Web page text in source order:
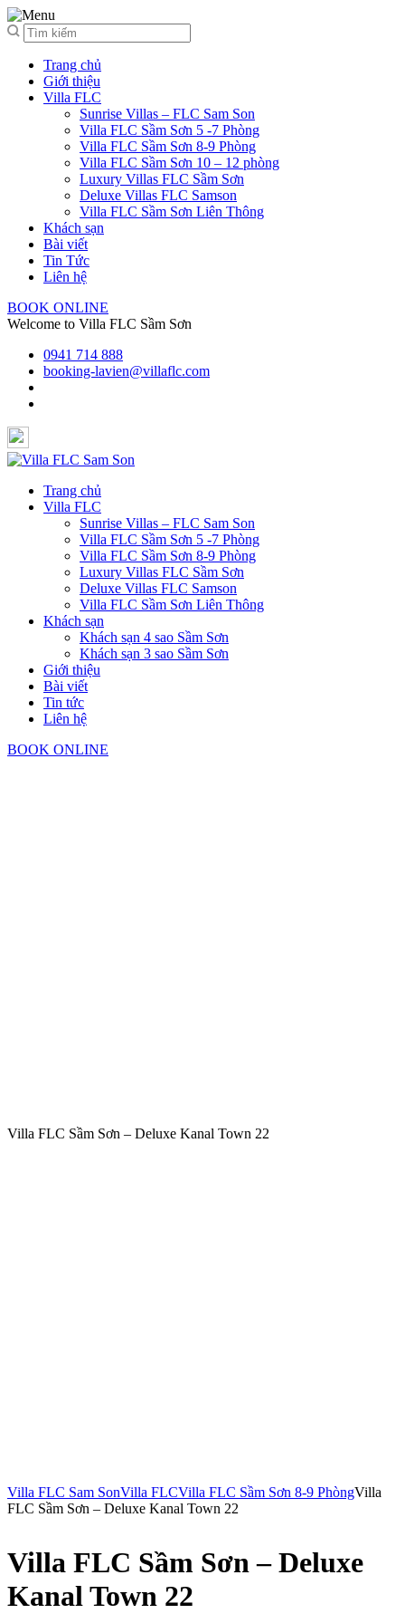
Trang chủ
Giới thiệu
Villa FLC
Sunrise Villas – FLC Sam Son
Villa FLC Sầm Sơn 5 -7 Phòng
Villa FLC Sầm Sơn 8-9 Phòng
Villa FLC Sầm Sơn 10 – 12 phòng
Luxury Villas FLC Sầm Sơn
Deluxe Villas FLC Samson
Villa FLC Sầm Sơn Liên Thông
Khách sạn
Bài viết
Tin Tức
Liên hệ
BOOK ONLINE
Welcome to Villa FLC Sầm Sơn
0941 714 888
booking-lavien@villaflc.com
Trang chủ
Villa FLC
Sunrise Villas – FLC Sam Son
Villa FLC Sầm Sơn 5 -7 Phòng
Villa FLC Sầm Sơn 8-9 Phòng
Luxury Villas FLC Sầm Sơn
Deluxe Villas FLC Samson
Villa FLC Sầm Sơn Liên Thông
Khách sạn
Khách sạn 4 sao Sầm Sơn
Khách sạn 3 sao Sầm Sơn
Giới thiệu
Bài viết
Tin tức
Liên hệ
BOOK ONLINE
Villa FLC Sầm Sơn – Deluxe Kanal Town 22
Villa FLC Sam SonVilla FLCVilla FLC Sầm Sơn 8-9 PhòngVilla
FLC Sầm Sơn – Deluxe Kanal Town 22
Villa FLC Sầm Sơn – Deluxe
Kanal Town 22